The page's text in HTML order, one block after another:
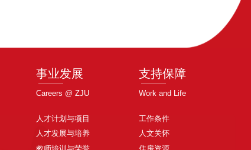
事业发展
Careers @ ZJU
人才计划与项目
人才发展与培养
支持保障
Work and Life
工作条件
人文关怀